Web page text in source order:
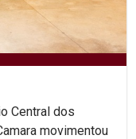
Central dos
movimentou